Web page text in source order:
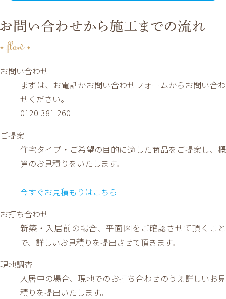
お問い合わせ
まずは、お電話かお問い合わせフォームからお問い合わ
せください。
0120-381-260
ご提案
住宅タイプ・ご希望の目的に適した商品をご提案し、概
算のお見積りをいたします。
今すぐお見積もりはこちら
お打ち合わせ
新築・入居前の場合、平面図をご確認させて頂くこと
で、詳しいお見積りを提出させて頂きます。
現地調査
入居中の場合、現地でのお打ち合わせのうえ詳しいお見
積りを提出いたします。